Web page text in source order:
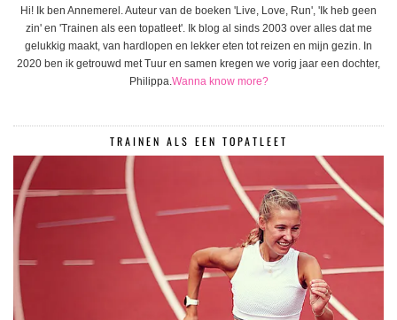
Hi! Ik ben Annemerel. Auteur van de boeken 'Live, Love, Run', 'Ik heb geen
zin' en 'Trainen als een topatleet'. Ik blog al sinds 2003 over alles dat me
gelukkig maakt, van hardlopen en lekker eten tot reizen en mijn gezin. In
2020 ben ik getrouwd met Tuur en samen kregen we vorig jaar een dochter,
Philippa.Wanna know more?
TRAINEN ALS EEN TOPATLEET